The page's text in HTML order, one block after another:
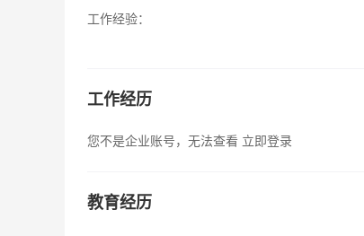
工作经验：
工作经历
您不是企业账号，无法查看 立即登录
教育经历